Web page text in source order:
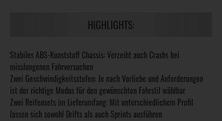
HIGHLIGHTS:
Stabiles ABS-Kunststoff Chassis: Verzeiht auch Crashs bei
misslungenen Fahrversuchen
Zwei Geschwindigkeitsstufen: Je nach Vorliebe und Anforderungen
ist der richtige Modus für den gewünschten Fahrstil wählbar
Zwei Reifensets im Lieferumfang: Mit unterschiedlichem Profil
lassen sich sowohl Drifts als auch Sprints ausführen